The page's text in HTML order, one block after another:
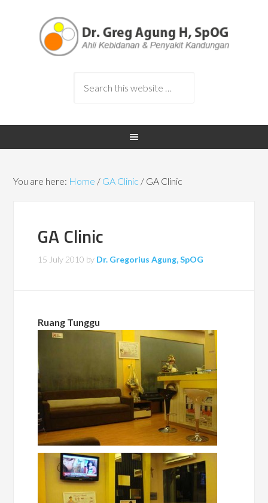
You are here: Home / GA Clinic / GA Clinic
GA Clinic
15 July 2010 by Dr. Gregorius Agung, SpOG
Ruang Tunggu